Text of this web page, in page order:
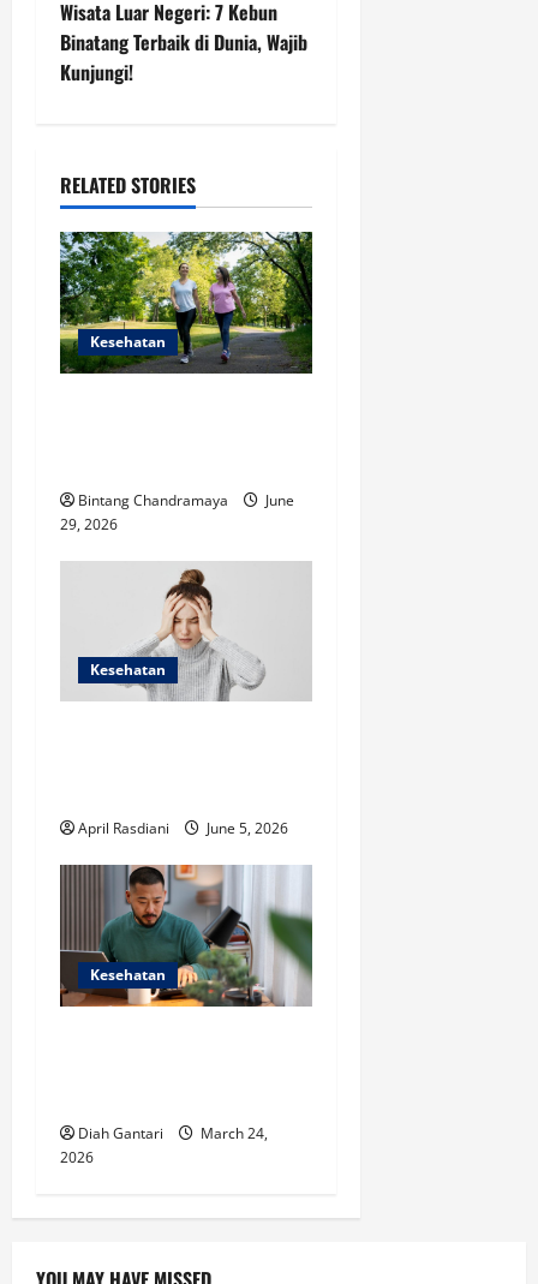
t
v
i
g
a
o
n
Wisata Luar Negeri: 7 Kebun
Binatang Terbaik di Dunia, Wajib
Kunjungi!
RELATED STORIES
Kesehatan
Bintang Chandramaya
June
29, 2026
Kesehatan
April Rasdiani June 5, 2026
Kesehatan
Diah Gantari
March 24,
2026